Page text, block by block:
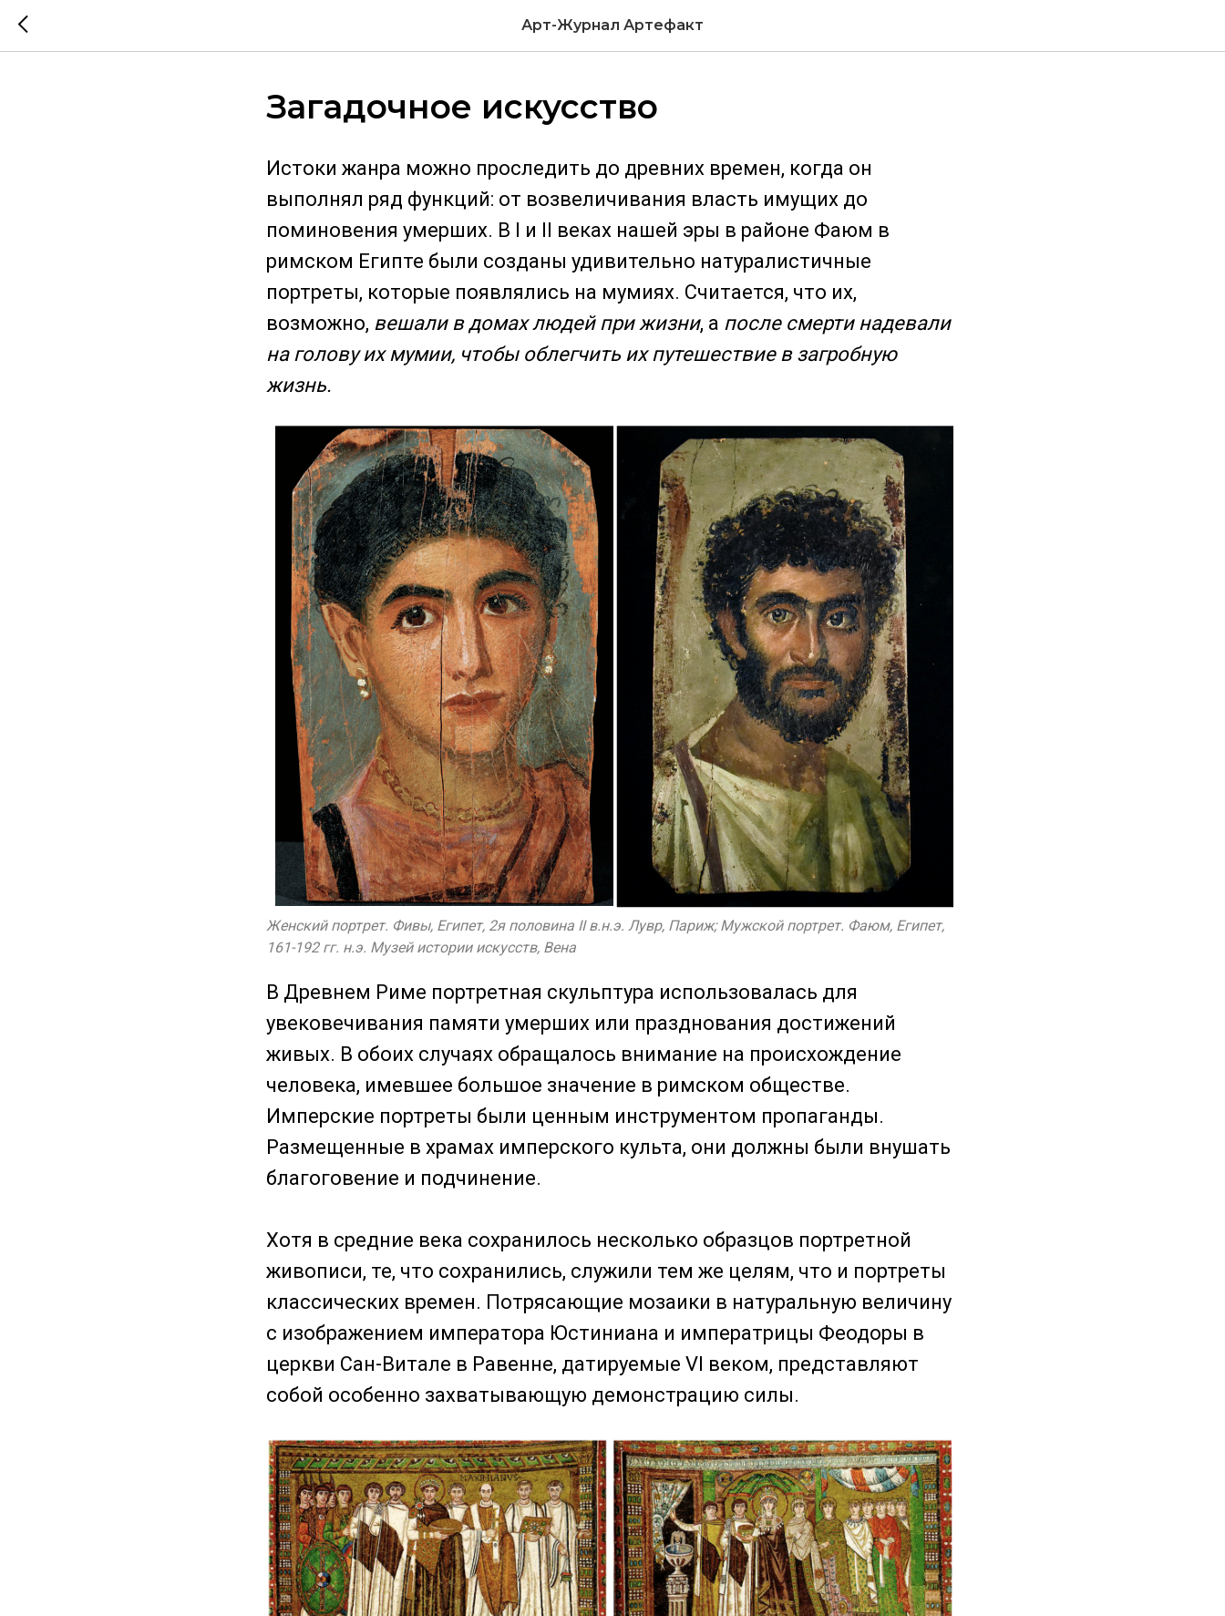
Арт-Журнал Артефакт
Загадочное искусство
Истоки жанра можно проследить до древних времен, когда он
выполнял ряд функций: от возвеличивания власть имущих до
поминовения умерших. В I и II веках нашей эры в районе Фаюм в
римском Египте были созданы удивительно натуралистичные
портреты, которые появлялись на мумиях. Считается, что их,
возможно, вешали в домах людей при жизни, а после смерти надевали
на голову их мумии, чтобы облегчить их путешествие в загробную
жизнь.
Женский портрет. Фивы, Египет, 2я половина II в.н.э. Лувр, Париж; Мужской портрет. Фаюм, Египет,
161-192 гг. н.э. Музей истории искусств, Вена
В Древнем Риме портретная скульптура использовалась для
увековечивания памяти умерших или празднования достижений
живых. В обоих случаях обращалось внимание на происхождение
человека, имевшее большое значение в римском обществе.
Имперские портреты были ценным инструментом пропаганды.
Размещенные в храмах имперского культа, они должны были внушать
благоговение и подчинение.
Хотя в средние века сохранилось несколько образцов портретной
живописи, те, что сохранились, служили тем же целям, что и портреты
классических времен. Потрясающие мозаики в натуральную величину
с изображением императора Юстиниана и императрицы Феодоры в
церкви Сан-Витале в Равенне, датируемые VI веком, представляют
собой особенно захватывающую демонстрацию силы.